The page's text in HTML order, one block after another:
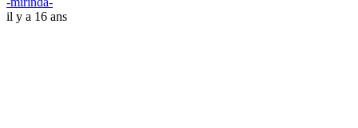
il y a 16 ans